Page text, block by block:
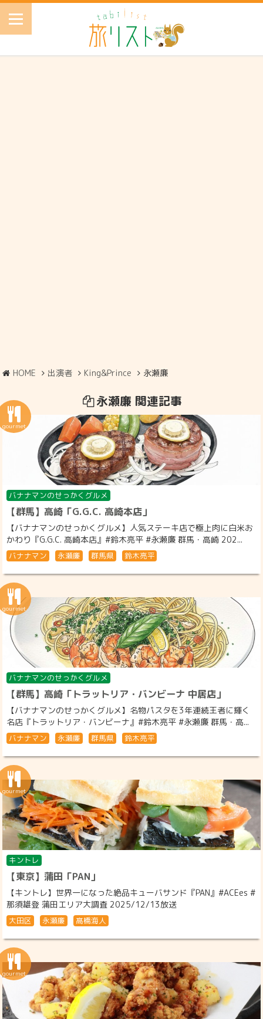
HOME 出演者 King&Prince 永瀬廉
永瀬廉 関連記事
バナナマンのせっかくグルメ
【群馬】高崎「G.G.C. 高崎本店」
【バナナマンのせっかくグルメ】人気ステーキ店で極上肉に白米お
かわり『G.G.C. 高崎本店』#鈴木亮平 #永瀬廉 群馬・高崎 202...
バナナマン 永瀬廉 群馬県 鈴木亮平
バナナマンのせっかくグルメ
【群馬】高崎「トラットリア・バンビーナ 中居店」
【バナナマンのせっかくグルメ】名物パスタを3年連続王者に輝く
名店『トラットリア・バンビーナ』#鈴木亮平 #永瀬廉 群馬・高...
バナナマン 永瀬廉 群馬県 鈴木亮平
キントレ
【東京】蒲田「PAN」
【キントレ】世界一になった絶品キューバサンド『PAN』#ACEes #
那須雄登 蒲田エリア大調査 2025/12/13放送
大田区 永瀬廉 髙橋海人